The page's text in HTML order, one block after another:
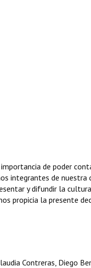
de poder
integrantes de
y difundir la
propicia la presente
Contreras, Diego